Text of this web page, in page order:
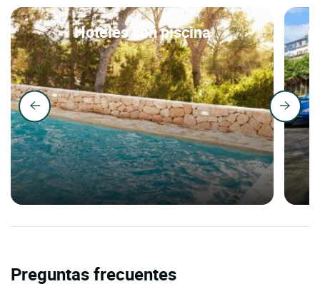
Hoteles con piscina
Preguntas frecuentes